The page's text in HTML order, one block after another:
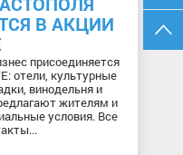
В АКЦИИ
присоединяется
отели, культурные
винодельня и
жителям и
условия. Все